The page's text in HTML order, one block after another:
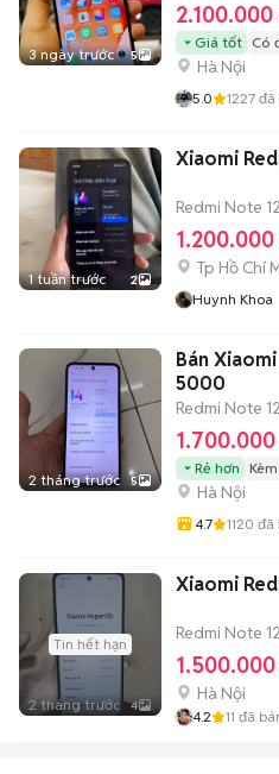
3 ngày trước 5
2.100.000
Giá tốt Có
Hà Nội
5.0 1227 đã
1 tuần trước 2
Xiaomi
Redmi Note
Tp Hồ Chí
Huynh Khoa
2 tháng trước 5
Bán
5000
Redmi Note
Rẻ hơn
Hà Nội
4.7 1120 đã
Tin hết hạn
2 tháng trước 4
Xiaomi
Redmi Note
Hà Nội
4.2 11 đã